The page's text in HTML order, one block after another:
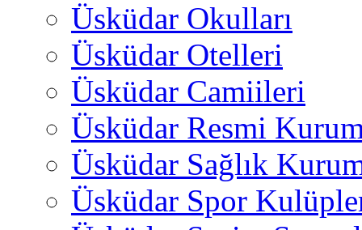
Üsküdar Okulları
Üsküdar Otelleri
Üsküdar Camiileri
Üsküdar Resmi
Üsküdar Sağlık
Üsküdar Spor